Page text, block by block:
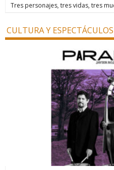
Tres personajes, tres vidas, tres
CULTURA Y ESPECTÁCULOS